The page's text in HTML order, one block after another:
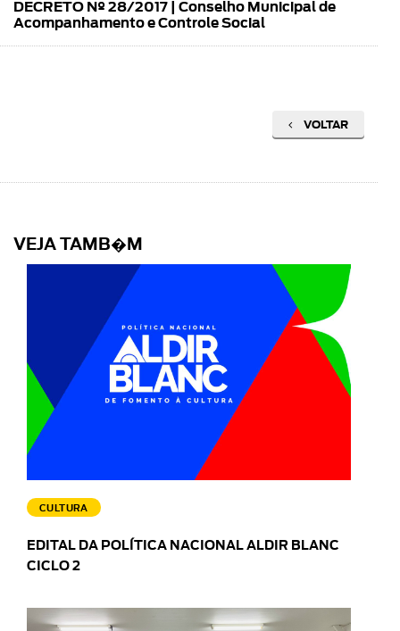
DECRETO Nº 28/2017 | Conselho Municipal de
Acompanhamento e Controle Social
VOLTAR
VEJA TAMB�M
CULTURA
EDITAL DA POLÍTICA NACIONAL ALDIR BLANC
CICLO 2